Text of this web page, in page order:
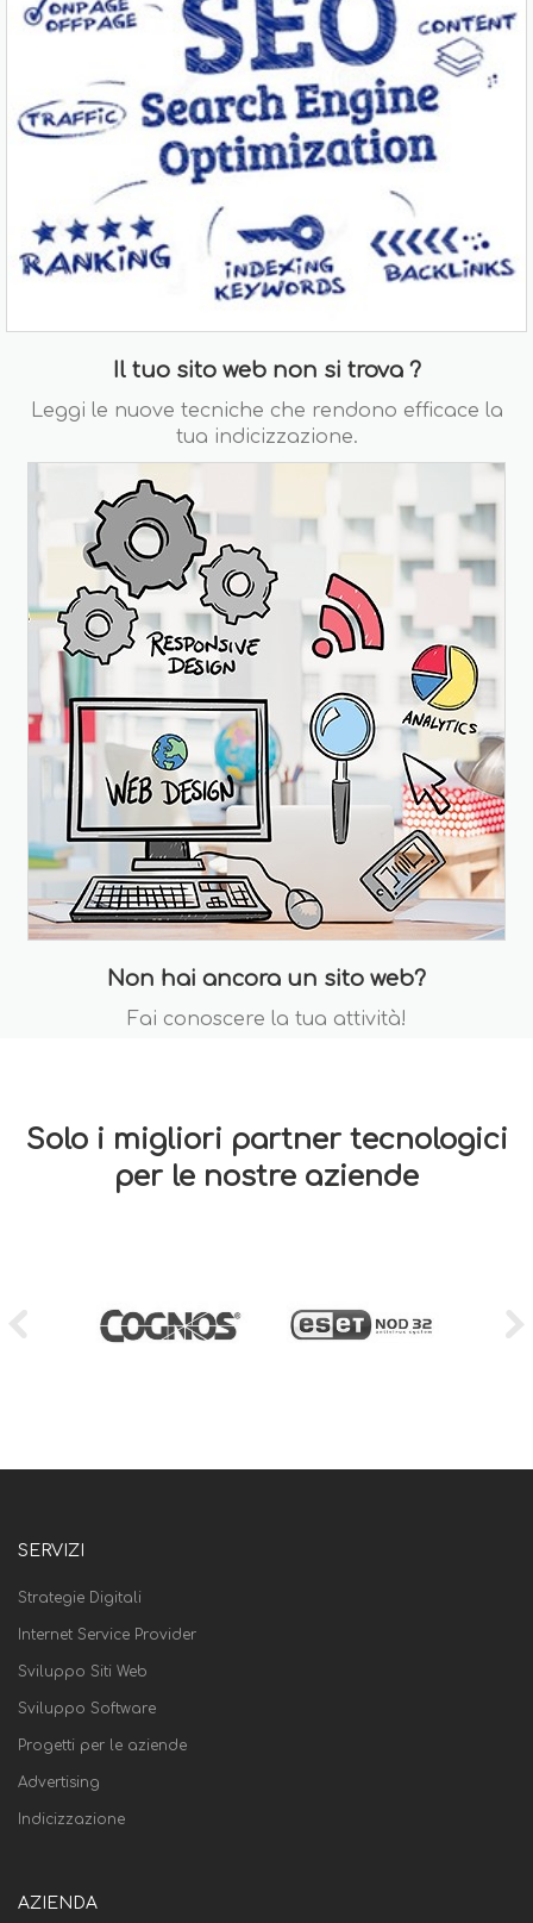
Il tuo sito web non si trova ?
Leggi le nuove tecniche che rendono efficace la
tua indicizzazione.
Non hai ancora un sito web?
Fai conoscere la tua attività!
Solo i migliori partner tecnologici
per le nostre aziende
SERVIZI
Strategie Digitali
Internet Service Provider
Sviluppo Siti Web
Sviluppo Software
Progetti per le aziende
Advertising
Indicizzazione
AZIENDA